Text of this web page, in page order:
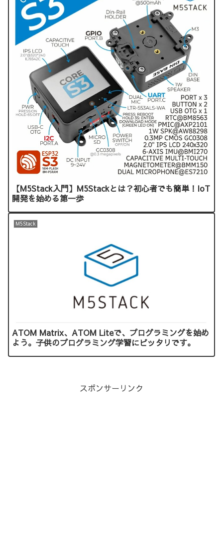
【M5Stack入門】M5Stackとは？初心者でも簡単！IoT
開発を始める第一歩
M5Stack
ATOM Matrix、ATOM Liteで、プログラミングを始め
よう。子供のプログラミング学習にピッタリです。
スポンサーリンク